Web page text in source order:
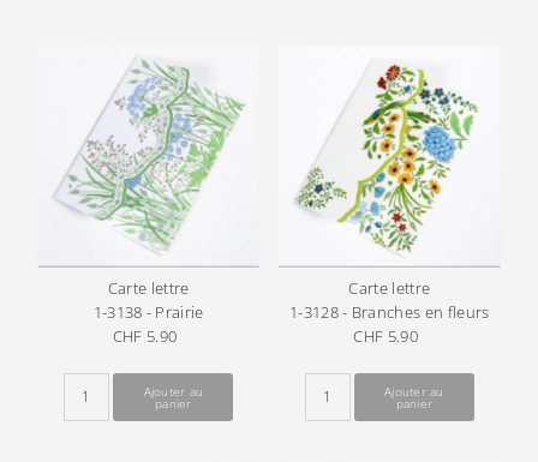
Carte lettre
1-3138 - Prairie
Prix
CHF 5.90
Carte lettre
1-3128 - Branches en fleurs
Prix
CHF 5.90